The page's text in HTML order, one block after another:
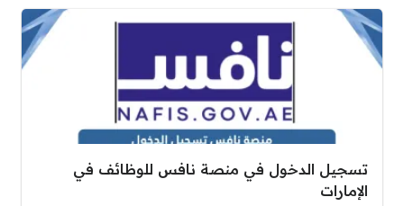
تسجيل الدخول في منصة نافس للوظائف في
الإمارات